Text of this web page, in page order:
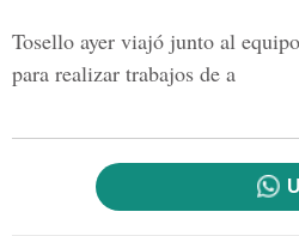
Tosello ayer viajó junto al
para realizar trabajos de a